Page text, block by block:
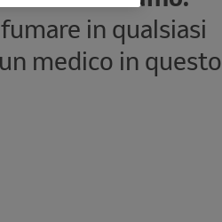
in qualsiasi
medico in questo